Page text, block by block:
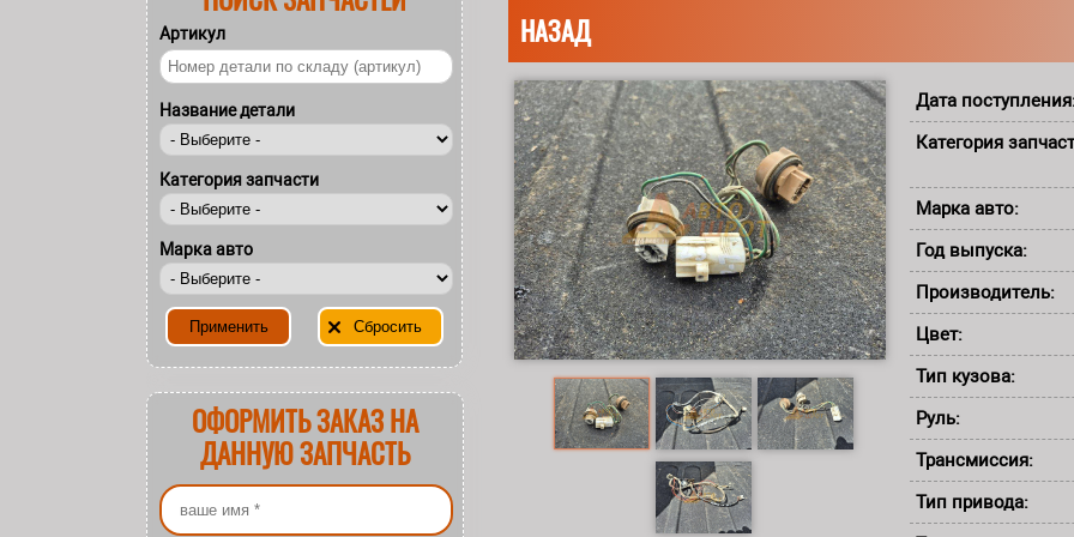
НАЗАД
Дата
Категория
Марка авто:
Год выпуска:
Производитель:
Цвет:
Тип кузова:
Руль:
Трансмиссия:
Тип привода:
Артикул
Название детали
Категория запчасти
Марка авто
ОФОРМИТЬ ЗАКАЗ НА
ДАННУЮ ЗАПЧАСТЬ
Ваше имя